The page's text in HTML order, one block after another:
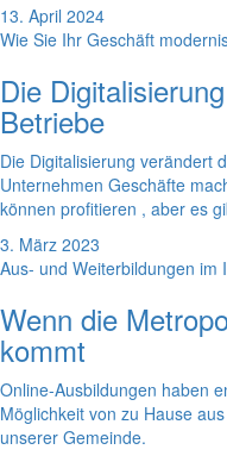
13. April 2024
Wie Sie Ihr Geschäft
Die
Betriebe
Die Digitalisierung verändert
Unternehmen Geschäfte
können profitieren , aber es
3. März 2023
Aus- und Weiterbildungen im
Wenn die
kommt
Online-Ausbildungen haben
Möglichkeit von zu Hause
unserer Gemeinde.